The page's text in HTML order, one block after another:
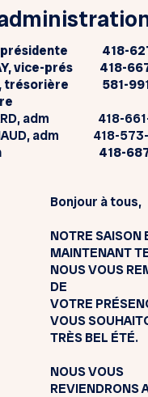
présidente 418-
vice-prés 418-
trésorière 581-
adm 418-
adm 418-
adm 418-687-
Bonjour à tous,
NOTRE SAISON
MAINTENANT
NOUS VOUS
DE
VOTRE
VOUS
TRÈS BEL ÉTÉ.
NOUS VOUS
REVIENDRONS